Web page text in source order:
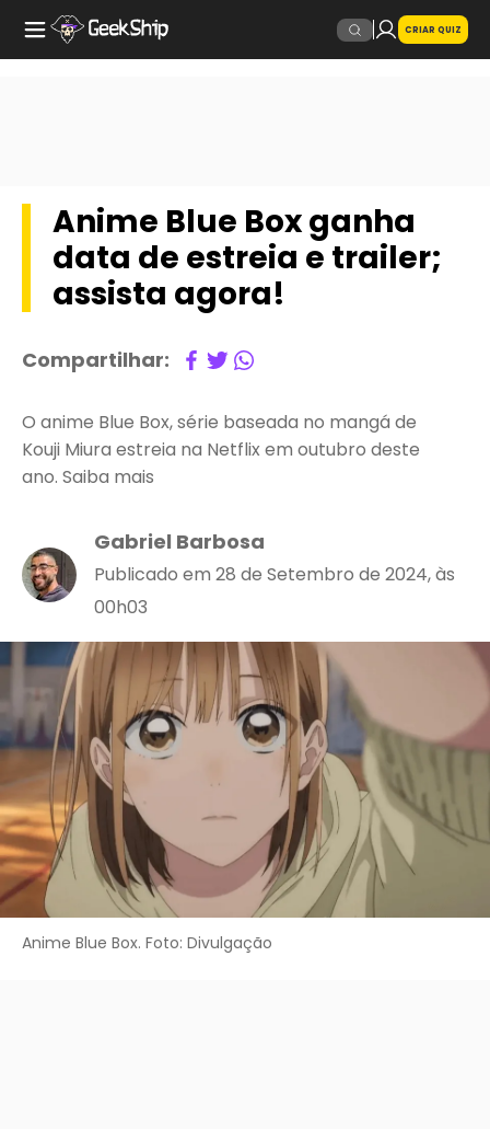
CRIAR QUIZ
Anime Blue Box ganha
data de estreia e trailer;
assista agora!
Compartilhar:
O anime Blue Box, série baseada no mangá de
Kouji Miura estreia na Netflix em outubro deste
ano. Saiba mais
Gabriel Barbosa
Publicado em 28 de Setembro de 2024, às
00h03
Anime Blue Box. Foto: Divulgação